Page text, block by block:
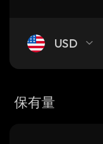
USD
保有量